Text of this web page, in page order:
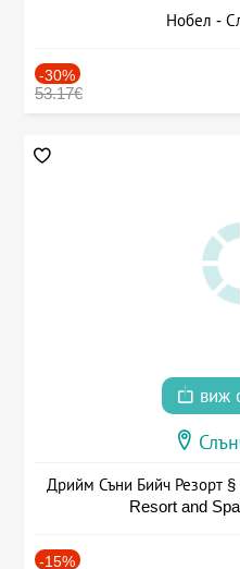
Нобел -
-30%
53.17€
виж
Дрийм Съни Бийч Резорт
Resort and
-15%